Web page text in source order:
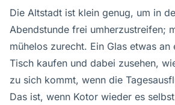
Die Altstadt ist klein genug, um in
Abendstunde frei umherzustreifen;
mühelos zurecht. Ein Glas etwas an
Tisch kaufen und dabei zusehen,
zu sich kommt, wenn die
Das ist, wenn Kotor wieder es